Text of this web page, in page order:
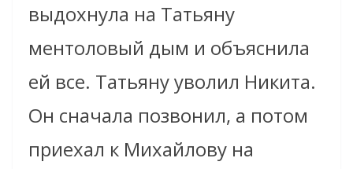
выдохнула на Татьяну
ментоловый дым и объяснила
ей все. Татьяну уволил Никита.
Он сначала позвонил, а потом
приехал к Михайлову на